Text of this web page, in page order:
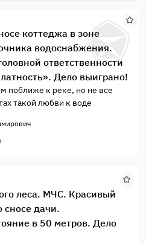
коттеджа в зоне
водоснабжения.
ответственности
Дело выиграно!
поближе к реке, но не все
такой любви к воде
леса. МЧС. Красивый
сносе дачи.
в 50 метров. Дело